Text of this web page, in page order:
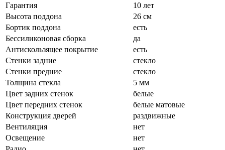
Гарантия
10 лет
Высота поддона
26 см
Бортик поддона
есть
Беcсиликоновая сборка
да
Антискользящее покрытие
есть
Стенки задние
стекло
Стенки предние
стекло
Толщина стекла
5 мм
Цвет задних стенок
белые
Цвет передних стенок
белые матовые
Конструкция дверей
раздвижные
Вентиляция
нет
Освещение
нет